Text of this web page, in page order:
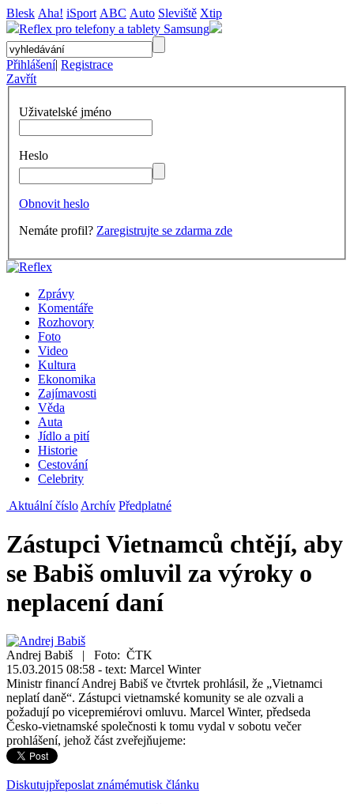
Blesk Aha! iSport ABC Auto Sleviště Xtip
Reflex pro telefony a tablety Samsung
Přihlášení| Registrace
Zavřít
Uživatelské jméno
Heslo
Obnovit heslo
Nemáte profil? Zaregistrujte se zdarma zde
Zprávy
Komentáře
Rozhovory
Foto
Video
Kultura
Ekonomika
Zajímavosti
Věda
Auta
Jídlo a pití
Historie
Cestování
Celebrity
Aktuální číslo Archív Předplatné
Zástupci Vietnamců chtějí, aby
se Babiš omluvil za výroky o
neplacení daní
Andrej Babiš | Foto: ČTK
15.03.2015 08:58 - text: Marcel Winter
Ministr financí Andrej Babiš ve čtvrtek prohlásil, že „Vietnamci
neplatí daně“. Zástupci vietnamské komunity se ale ozvali a
požadují po vicepremiérovi omluvu. Marcel Winter, předseda
Česko-vietnamské společnosti k tomu vydal v sobotu večer
prohlášení, jehož část zveřejňujeme:
Diskutujpřeposlat známémutisk článku